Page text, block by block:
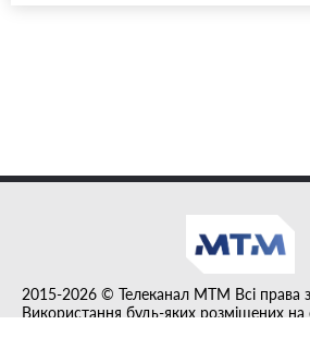
2015-2026 © Телеканал MTM Всі права
Використання будь-яких розміщених на